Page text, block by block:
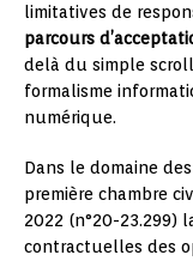
limitatives de
parcours
delà du simple
formalisme
numérique.
Dans le domaine des
première chambre
2022 (n°20-23.299)
contractuelles des